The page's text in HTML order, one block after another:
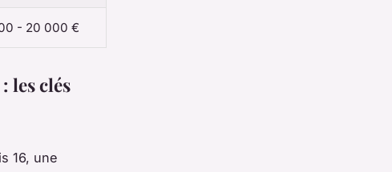
- 20 000 €
les clés
16, une